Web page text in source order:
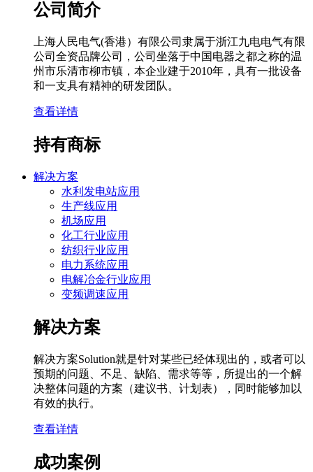
公司简介
上海人民电气(香港）有限公司隶属于浙江九电电气有限
公司全资品牌公司，公司坐落于中国电器之都之称的温
州市乐清市柳市镇，本企业建于2010年，具有一批设备
和一支具有精神的研发团队。
查看详情
持有商标
解决方案
水利发电站应用
生产线应用
机场应用
化工行业应用
纺织行业应用
电力系统应用
电解冶金行业应用
变频调速应用
解决方案
解决方案Solution就是针对某些已经体现出的，或者可以
预期的问题、不足、缺陷、需求等等，所提出的一个解
决整体问题的方案（建议书、计划表），同时能够加以
有效的执行。
查看详情
成功案例